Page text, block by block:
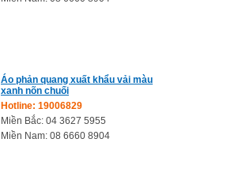
Áo phản quang xuất khẩu vải màu
xanh nõn chuối
Hotline: 19006829
Miền Bắc: 04 3627 5955
Miền Nam: 08 6660 8904